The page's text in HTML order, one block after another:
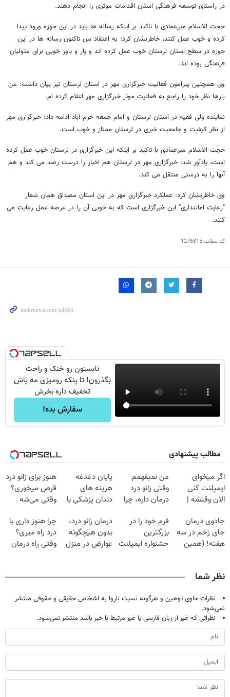
در راستای توسعه فرهنگی استان اقدامات موثری را انجام دهند.
حجت الاسلام میرعمادی با تاکید بر اینکه رسانه ها باید در این حوزه ورود پیدا
کرده و خوب عمل کنند، خاطرنشان کرد: به اعتقاد من تاکنون رسانه ها در این
حوزه در سطح استان لرستان خوب عمل کرده اند و یار و یاور خوبی برای متولیان
فرهنگی بوده اند.
وی همچنین پیرامون فعالیت خبرگزاری مهر در استان لرستان نیز بیان داشت: من
بارها نظر خود را راجع به فعالیت موثر خبرگزاری مهر اعلام کرده ام.
نماینده ولی فقیه در استان لرستان و امام جمعه خرم آباد ادامه داد: خبرگزاری مهر
از نظر کیفیت و جامعیت خبری در لرستان ممتاز و خوب است.
حجت الاسلام میرعمادی با تاکید بر اینکه این خبرگزاری در لرستان خوب عمل کرده
است، یادآور شد: خبرگزاری مهر در لرستان هم اخبار را درست رصد می کند و هم
آنها را به درستی منتقل می کند.
وی خاطرنشان کرد: عملکرد خبرگزاری مهر در این استان مصداق همان شعار
"رعایت امانتداری" این خبرگزاری است که به خوبی آن را در عرصه عمل رعایت می
کنند.
کد مطلب1276815
تابستون رو خنک و راحت
بگذرون! تا پنکه رومیزی مه پاش
تخفیف داره بخرش
سفارش بده!
مطالب پیشنهادی
اگر میخوای
ایمپلنت کنی
الان وقتشه |
میلیون تومان!!!
من نمیفهمم
وقتی زانو درد
درمان داره، چرا
تحمل میکنی؟❗
پایان دغدغه
هزینه های
دندان پزشکی با
خانگی
هنوز برای زانو درد
قرص میخوری؟
وقتی می‌شه
درمانش کرد؟؟؟؟
جادوی درمان
جای زخم در سه
هفته! (همین
فرم خود را در
بزرگترین
جشنواره ایمپلنت
درمان زانو درد،
بدون هیچگونه
عوارض در منزل
چرا هنوز داری با
درد راه میری؟
وقتی راه درمان
نظر شما
نظرات حاوی توهین و هرگونه نسبت ناروا به اشخاص حقیقی و حقوقی منتشر
نمی‌شود.
نظراتی که غیر از زبان فارسی یا غیر مرتبط با خبر باشد منتشر نمی‌شود.